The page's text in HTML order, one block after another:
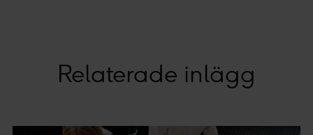
Relaterade inlägg